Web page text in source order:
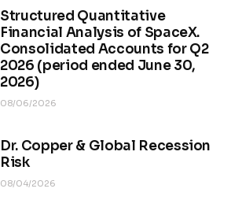
Structured Quantitative
Financial Analysis of SpaceX.
Consolidated Accounts for Q2
2026 (period ended June 30,
2026)
08/06/2026
Dr. Copper & Global Recession
Risk
08/04/2026